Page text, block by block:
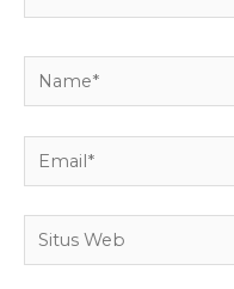
Name*
Email*
Situs
Web